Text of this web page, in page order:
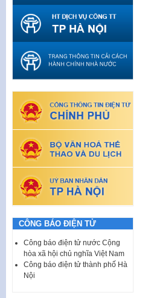
CÔNG BÁO ĐIỆN TỬ
Công báo điện tử nước Cộng
hòa xã hội chủ nghĩa Việt Nam
Công báo điện tử thành phố Hà
Nội